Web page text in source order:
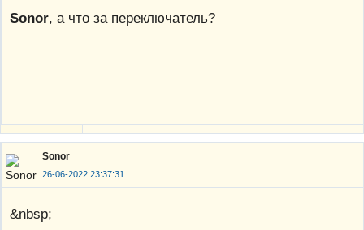
Sonor, а что за переключатель?
Sonor
26-06-2022 23:37:31
&nbsp;